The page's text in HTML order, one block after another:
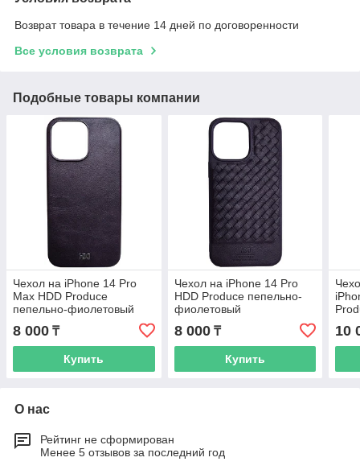
Возврат товара в течение 14 дней по договоренности
Все условия возврата
Подобные товары компании
Чехол на iPhone 14 Pro
Max HDD Produce
пепельно-фиолетовый
8 000 ₸
Купить
Чехол на iPhone 14 Pro
HDD Produce пепельно-
фиолетовый
8 000₸
Купить
10
О нас
Рейтинг не сформирован
Менее 5 отзывов за последний год